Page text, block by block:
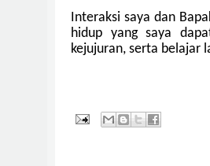
Interaksi saya dan
hidup yang saya
kejujuran, serta belajar